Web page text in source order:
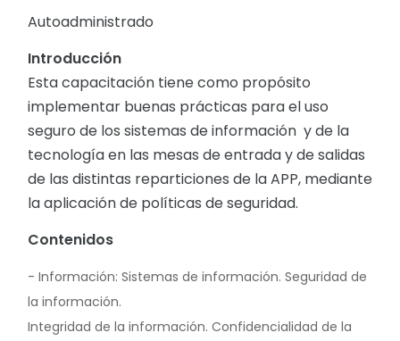
Autoadministrado
Introducción
Esta capacitación tiene como propósito
implementar buenas prácticas para el uso
seguro de los sistemas de información y de la
tecnología en las mesas de entrada y de salidas
de las distintas reparticiones de la APP, mediante
la aplicación de políticas de seguridad.
Contenidos
- Información: Sistemas de información. Seguridad de
la información.
Integridad de la información. Confidencialidad de la